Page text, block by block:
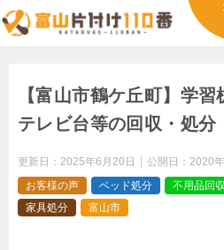
【富山市鶴ケ丘町】学習
テレビ台等の回収・処分
更新日： 2025年6月20日 公開日： 2020
お客様の声
ベッド処分 不用品回
家具処分
富山市